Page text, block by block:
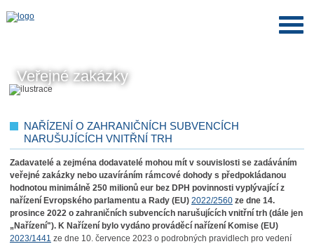
Veřejné zakázky
NAŘÍZENÍ O ZAHRANIČNÍCH SUBVENCÍCH
NARUŠUJÍCÍCH VNITŘNÍ TRH
Zadavatelé a zejména dodavatelé mohou mít v souvislosti se zadáváním
veřejné zakázky nebo uzavíráním rámcové dohody s předpokládanou
hodnotou minimálně 250 milionů eur bez DPH povinnosti vyplývající z
nařízení Evropského parlamentu a Rady (EU) 2022/2560ze dne 14.
prosince 2022 o zahraničních subvencích narušujících vnitřní trh (dále jen
„Nařízení"). K Nařízení bylo vydáno prováděcí nařízení Komise (EU)
2023/1441 ze dne 10. července 2023 o podrobných pravidlech pro vedení